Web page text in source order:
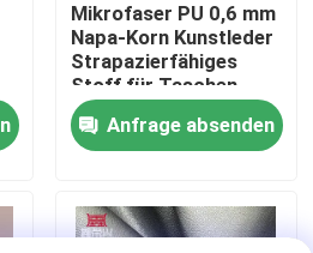
Mikrofaser PU 0,6 mm
Napa-Korn Kunstleder
Strapazierfähiges
Stoff für Taschen,
Sofas, Möbel, Schuhe,
Geldbörsen, Auto-
Dekoration, Basteln,
Anfrage absenden